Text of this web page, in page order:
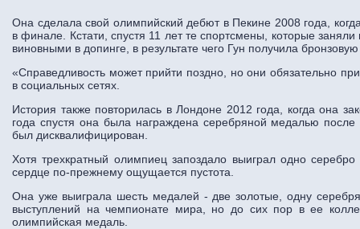
Она сделала свой олимпийский дебют в Пекине 2008 года,
в финале. Кстати, спустя 11 лет те спортсмены, которые
виновными в допинге, в результате чего Гун получила
«Справедливость может прийти поздно, но они обязательно
в социальных сетях.
История также повторилась в Лондоне 2012 года, когда она
года спустя она была награждена серебряной медалью после
был дисквалифицирован.
Хотя трехкратный олимпиец запоздало выиграл одно
сердце по-прежнему ощущается пустота.
Она уже выиграла шесть медалей - две золотые, одну
выступлений на чемпионате мира, но до сих пор в ее
олимпийская медаль.